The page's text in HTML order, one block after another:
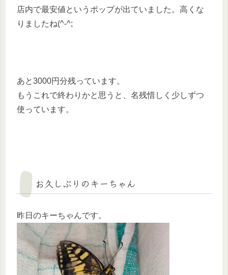
店内で最安値というポップが出ていました。高くな
りましたね(^-^;
あと3000円分残っています。
もうこれで終わりかと思うと、名残惜しく少しずつ
使っています。
お久しぶりのキーちゃん
昨日のキーちゃんです。